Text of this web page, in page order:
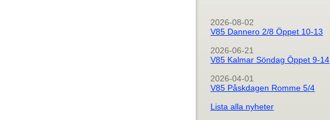
2026-08-02
V85 Dannero 2/8 Öppet 10-13
2026-06-21
V85 Kalmar Söndag Öppet 9-14
2026-04-01
V85 Påskdagen Romme 5/4
Lista alla nyheter